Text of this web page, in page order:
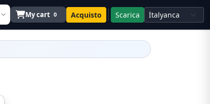
My cart 0 Acquisto Scarica